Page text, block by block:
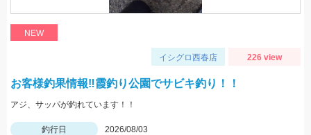
NEW
イシグロ西春店 226 view
お客様釣果情報‼霞釣り公園でサビキ釣り！！
アジ、サッパが釣れています！！
釣行日
2026/08/03